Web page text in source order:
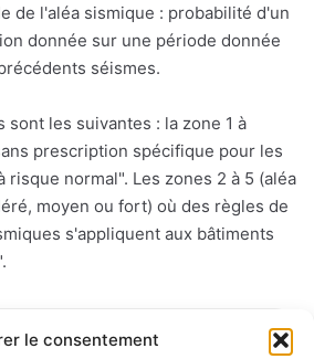
le consentement
de l'aléa sismique : probabilité d'un
donnée sur une période donnée
séismes.
sont les suivantes : la zone 1 à
prescription spécifique pour les
normal". Les zones 2 à 5 (aléa
moyen ou fort) où des règles de
s'appliquent aux bâtiments